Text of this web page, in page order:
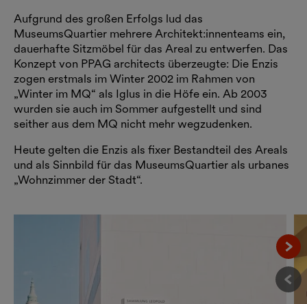
Aufgrund des großen Erfolgs lud das
MuseumsQuartier mehrere Architekt:innenteams ein,
dauerhafte Sitzmöbel für das Areal zu entwerfen. Das
Konzept von PPAG architects überzeugte: Die Enzis
zogen erstmals im Winter 2002 im Rahmen von
„Winter im MQ“ als Iglus in die Höfe ein. Ab 2003
wurden sie auch im Sommer aufgestellt und sind
seither aus dem MQ nicht mehr wegzudenken.
Heute gelten die Enzis als fixer Bestandteil des Areals
und als Sinnbild für das MuseumsQuartier als urbanes
„Wohnzimmer der Stadt“.